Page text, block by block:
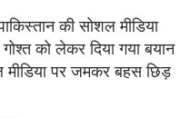
की सोशल मीडिया
को लेकर दिया गया बयान
मीडिया पर जमकर बहस छिड़